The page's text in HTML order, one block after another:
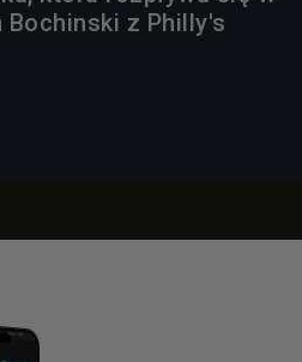
z Philly's